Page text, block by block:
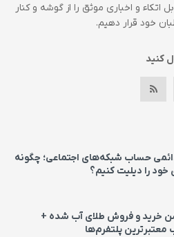
و اخباری موثق را از گوشه و کنار
خود قرار دهیم.
کنید
حساب شبکه‌های اجتماعی؛ چگونه
خود را دیلیت کنیم؟
خرید و فروش طلای آب شده +
معتبرترین پلتفرم‌ها